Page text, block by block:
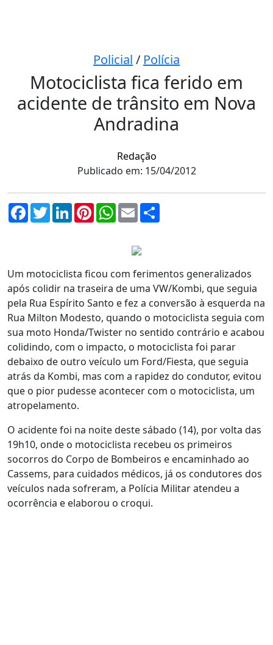
Policial / Polícia
Motociclista fica ferido em
acidente de trânsito em Nova
Andradina
Redação
Publicado em: 15/04/2012
Facebook
TwitterLinkedInPinterestWhatsApp
Email
Um motociclista ficou com ferimentos generalizados
após colidir na traseira de uma VW/Kombi, que seguia
pela Rua Espírito Santo e fez a conversão à esquerda na
Rua Milton Modesto, quando o motociclista seguia com
sua moto Honda/Twister no sentido contrário e acabou
colidindo, com o impacto, o motociclista foi parar
debaixo de outro veículo um Ford/Fiesta, que seguia
atrás da Kombi, mas com a rapidez do condutor, evitou
que o pior pudesse acontecer com o motociclista, um
atropelamento.
O acidente foi na noite deste sábado (14), por volta das
19h10, onde o motociclista recebeu os primeiros
socorros do Corpo de Bombeiros e encaminhado ao
Cassems, para cuidados médicos, já os condutores dos
veículos nada sofreram, a Polícia Militar atendeu a
ocorrência e elaborou o croqui.